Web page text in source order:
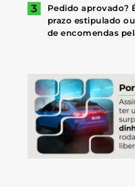
Pedido aprovado?
prazo estipulado
de encomendas